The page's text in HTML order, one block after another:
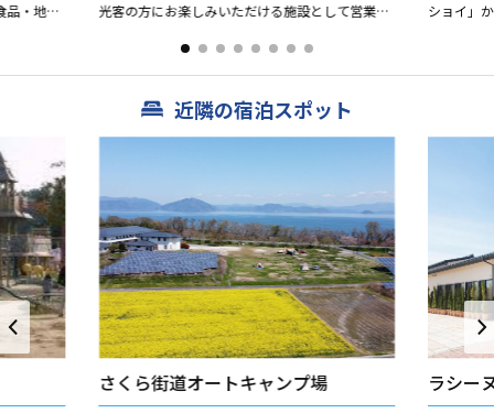
品・地
光客の方にお楽しみいただける施設として営業し
トア、情報コーナー兼休憩...
ショイ」
近隣の宿泊スポット
さくら街道オートキャンプ場 ラシー